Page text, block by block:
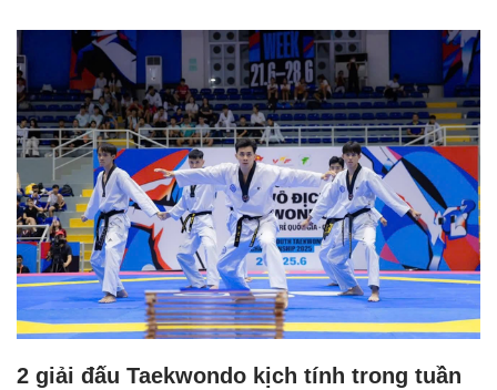
2 giải đấu Taekwondo kịch tính trong tuần